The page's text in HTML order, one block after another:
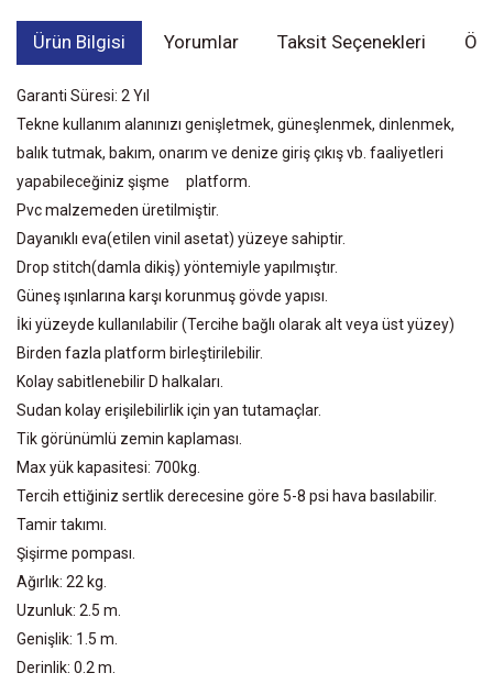
Ürün Bilgisi Yorumlar Taksit Seçenekleri
Garanti Süresi: 2 Yıl
Tekne kullanım alanınızı genişletmek, güneşlenmek, dinlenmek,
balık tutmak, bakım, onarım ve denize giriş çıkış vb. faaliyetleri
yapabileceğiniz şişme platform.
Pvc malzemeden üretilmiştir.
Dayanıklı eva(etilen vinil asetat) yüzeye sahiptir.
Drop stitch(damla dikiş) yöntemiyle yapılmıştır.
Güneş ışınlarına karşı korunmuş gövde yapısı.
İki yüzeyde kullanılabilir (Tercihe bağlı olarak alt veya üst yüzey)
Birden fazla platform birleştirilebilir.
Kolay sabitlenebilir D halkaları.
Sudan kolay erişilebilirlik için yan tutamaçlar.
Tik görünümlü zemin kaplaması.
Max yük kapasitesi: 700kg.
Tercih ettiğiniz sertlik derecesine göre 5-8 psi hava basılabilir.
Tamir takımı.
Şişirme pompası.
Ağırlık: 22 kg.
Uzunluk: 2.5 m.
Genişlik: 1.5 m.
Derinlik: 0.2 m.